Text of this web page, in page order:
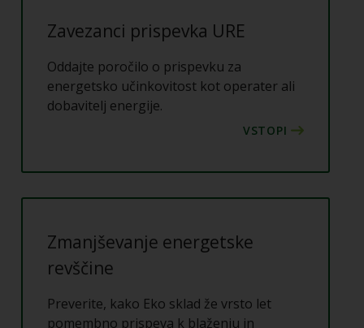
Zavezanci prispevka URE
Oddajte poročilo o prispevku za
energetsko učinkovitost kot operater ali
dobavitelj energije.
Zmanjševanje energetske
revščine
Preverite, kako Eko sklad že vrsto let
pomembno prispeva k blaženju in